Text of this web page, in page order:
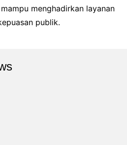
menghadirkan layanan
publik.